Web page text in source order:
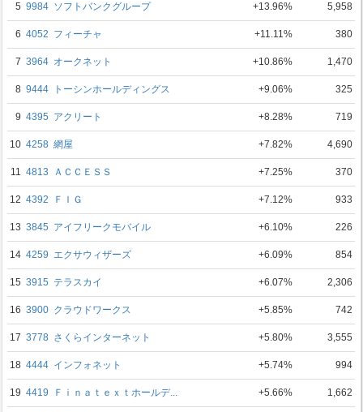
5 9984 ソフトバンクグループ +13.96% 5,958
6 4052 フィーチャ +11.11% 380
7 3964 オークネット +10.86% 1,470
8 9444 トーシンホールディングス +9.06% 325
9 4395 アクリート +8.28% 719
10 4258 網屋 +7.82% 4,690
11 4813 ＡＣＣＥＳＳ +7.25% 370
12 4392 ＦＩＧ +7.12% 933
13 3845 アイフリークモバイル +6.10% 226
14 4259 エクサウィザーズ +6.09% 854
15 3915 テラスカイ +6.07% 2,306
16 3900 クラウドワークス +5.85% 742
17 3778 さくらインターネット +5.80% 3,555
18 4444 インフォネット +5.74% 994
19 4419 Ｆｉｎａｔｅｘｔホールデ... +5.66% 1,662